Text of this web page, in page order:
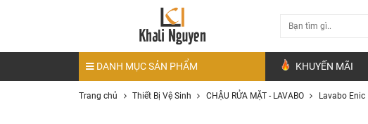
DANH MỤC SẢN PHẨM KHUYẾN MÃI
Trang chủ Thiết Bị Vệ Sinh CHẬU RỬA MẶT - LAVABO Lavabo Enic